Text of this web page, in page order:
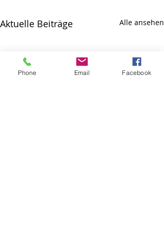
Aktuelle Beiträge Alle ansehen
Phone Email Facebook